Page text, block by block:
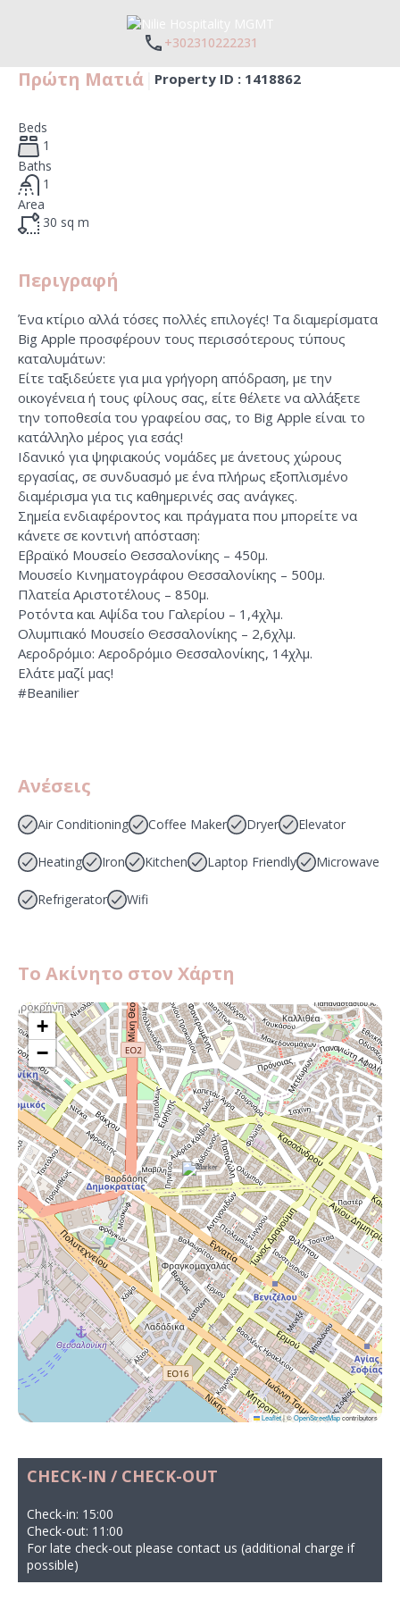
+302310222231
Πρώτη Ματιά Property ID : 1418862
Beds
1
Baths
1
Area
30 sq m
Περιγραφή
Ένα κτίριο αλλά τόσες πολλές επιλογές! Τα διαμερίσματα
Big Apple προσφέρουν τους περισσότερους τύπους
καταλυμάτων:
Είτε ταξιδεύετε για μια γρήγορη απόδραση, με την
οικογένεια ή τους φίλους σας, είτε θέλετε να αλλάξετε
την τοποθεσία του γραφείου σας, το Big Apple είναι το
κατάλληλο μέρος για εσάς!
Ιδανικό για ψηφιακούς νομάδες με άνετους χώρους
εργασίας, σε συνδυασμό με ένα πλήρως εξοπλισμένο
διαμέρισμα για τις καθημερινές σας ανάγκες.
Σημεία ενδιαφέροντος και πράγματα που μπορείτε να
κάνετε σε κοντινή απόσταση:
Εβραϊκό Μουσείο Θεσσαλονίκης – 450μ.
Μουσείο Κινηματογράφου Θεσσαλονίκης – 500μ.
Πλατεία Αριστοτέλους – 850μ.
Ροτόντα και Αψίδα του Γαλερίου – 1,4χλμ.
Ολυμπιακό Μουσείο Θεσσαλονίκης – 2,6χλμ.
Αεροδρόμιο: Αεροδρόμιο Θεσσαλονίκης, 14χλμ.
Ελάτε μαζί μας!
#Beanilier
Ανέσεις
Air Conditioning Coffee Maker Dryer Elevator
Heating Iron Kitchen Laptop Friendly Microwave
Refrigerator Wifi
Το Ακίνητο στον Χάρτη
+
−
Leaflet|©OpenStreetMapcontributors
CHECK-IN / CHECK-OUT
Check-in: 15:00
Check-out: 11:00
For late check-out please contact us (additional charge if
possible)